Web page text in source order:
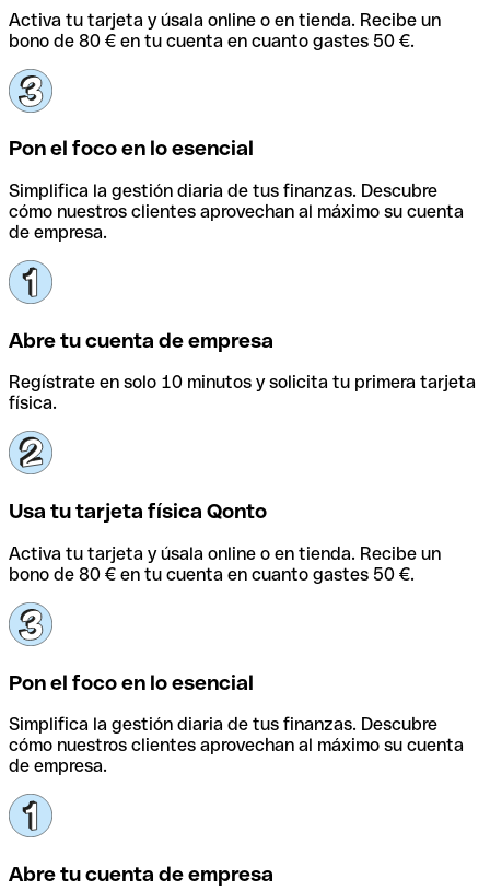
Activa tu tarjeta y úsala online o en tienda. Recibe un
bono de 80 € en tu cuenta en cuanto gastes 50 €.
Pon el foco en lo esencial
Simplifica la gestión diaria de tus finanzas. Descubre
cómo nuestros clientes aprovechan al máximo su cuenta
de empresa.
Abre tu cuenta de empresa
Regístrate en solo 10 minutos y solicita tu primera tarjeta
física.
Usa tu tarjeta física Qonto
Activa tu tarjeta y úsala online o en tienda. Recibe un
bono de 80 € en tu cuenta en cuanto gastes 50 €.
Pon el foco en lo esencial
Simplifica la gestión diaria de tus finanzas. Descubre
cómo nuestros clientes aprovechan al máximo su cuenta
de empresa.
Abre tu cuenta de empresa